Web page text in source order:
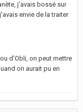
j'avais bossé sur
envie de la traiter
d'Obli, on peut mettre
on aurait pu en